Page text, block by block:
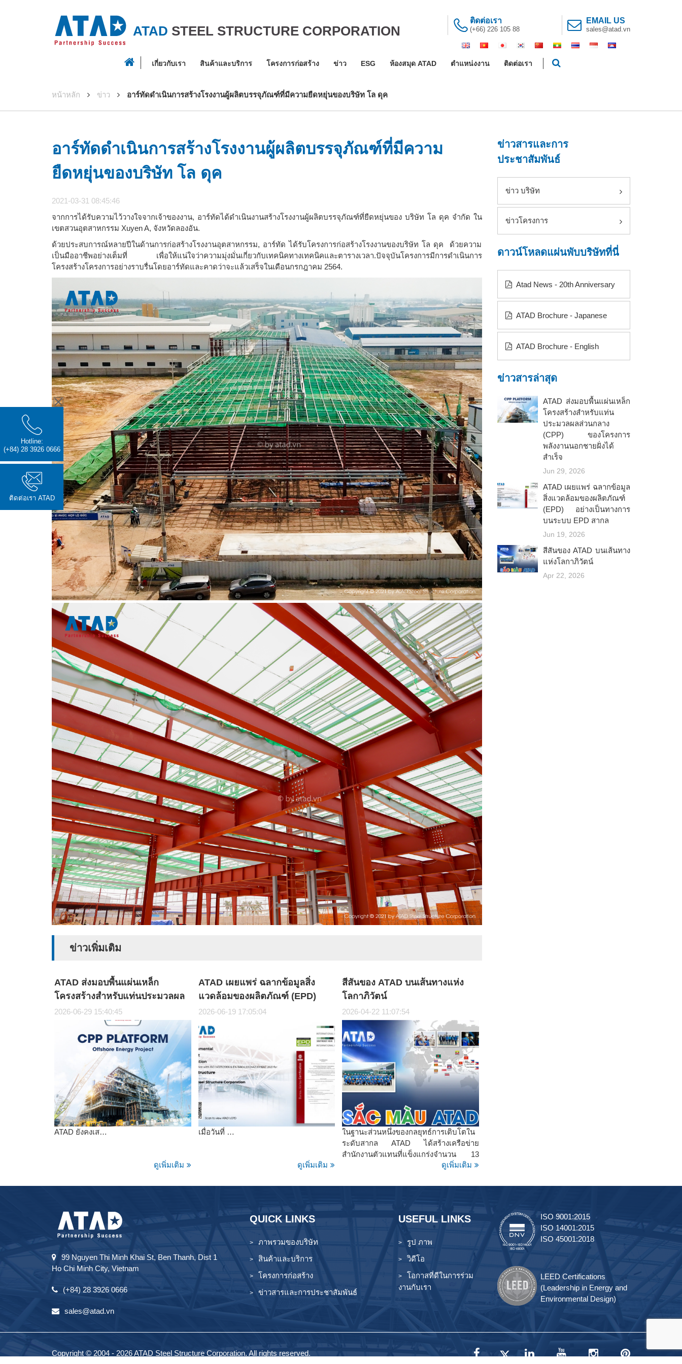
ATAD STEEL STRUCTURE CORPORATION
ติดต่อเรา
(+66) 226 105 88
EMAIL US
sales@atad.vn
เกี่ยวกับเรา สินค้าและบริการ โครงการก่อสร้าง ข่าว ESG ห้องสมุด ATAD ตำแหน่งงาน ติดต่อเรา
หน้าหลัก ข่าว อาร์ทัดดําเนินการสร้างโรงงานผู้ผลิตบรรจุภัณฑ์ที่มีความยืดหยุ่นของบริษัท โล ดุค
อาร์ทัดดําเนินการสร้างโรงงานผู้ผลิตบรรจุภัณฑ์ที่มีความ
ยืดหยุ่นของบริษัท โล ดุค
2021-03-31 08:45:46
จากการได้รับความไว้วางใจจากเจ้าของงาน, อาร์ทัดได้ดำเนินงานสร้างโรงงานผู้ผลิตบรรจุภัณฑ์ที่ยืดหยุ่นของ บริษัท โล ดุค จำกัด ใน
เขตสวนอุตสาหกรรม Xuyen A, จังหวัดลองอัน.
ด้วยประสบการณ์หลายปีในด้านการก่อสร้างโรงงานอุตสาหกรรม, อาร์ทัด ได้รับโครงการก่อสร้างโรงงานของบริษัท โล ดุค ด้วยความ
เป็นมืออาชีพอย่างเต็มที่ เพื่อให้แน่ใจว่าความมุ่งมั่นเกี่ยวกับเทคนิคทางเทคนิคและตารางเวลา.ปัจจุบันโครงการมีการดําเนินการ
โครงสร้างโครงการอย่างราบรื่นโดยอาร์ทัดและคาดว่าจะแล้วเสร็จในเดือนกรกฎาคม 2564.
ข่าวเพิ่มเติม
ATAD ส่งมอบพื้นแผ่นเหล็ก
โครงสร้างสำหรับแท่นประมวลผล
ส่วนกลาง (CPP) ของโครงการ
พลังงานนอกชายฝั่งได้สำเร็จ
2026-06-29 15:40:45
ATAD ยังคงเส…
ดูเพิ่มเติม
ATAD เผยแพร่ ฉลากข้อมูลสิ่ง
แวดล้อมของผลิตภัณฑ์ (EPD)
อย่างเป็นทางการบนระบบ EPD
สากล
2026-06-19 17:05:04
เมื่อวันที่ …
ดูเพิ่มเติม
สีสันของ ATAD บนเส้นทางแห่ง
โลกาภิวัตน์
2026-04-22 11:07:54
ในฐานะส่วนหนึ่งของกลยุทธ์การเติบโตใน
ระดับสากล ATAD ได้สร้างเครือข่าย
สำนักงานตัวแทนที่แข็งแกร่งจำนวน 13
แห่งทั่วโลก โดยประเทศฟิลิปปินส์โดดเด่น
ที่สุดแห่งหนึ่ง ด้วยแรงงานที่มีประสบการณ์
ดูเพิ่มเติม
ข่าวสารและการ
ประชาสัมพันธ์
ข่าว บริษัท
ข่าวโครงการ
ดาวน์โหลดแผ่นพับบริษัทที่นี่
Atad News - 20th Anniversary
ATAD Brochure - Japanese
ATAD Brochure - English
ข่าวสารล่าสุด
ATAD ส่งมอบพื้นแผ่นเหล็ก
โครงสร้างสำหรับแท่น
ประมวลผลส่วนกลาง
(CPP) ของโครงการ
พลังงานนอกชายฝั่งได้
สำเร็จ
Jun 29, 2026
ATAD เผยแพร่ ฉลากข้อมูล
สิ่งแวดล้อมของผลิตภัณฑ์
(EPD) อย่างเป็นทางการ
บนระบบ EPD สากล
Jun 19, 2026
สีสันของ ATAD บนเส้นทาง
แห่งโลกาภิวัตน์
Apr 22, 2026
99 Nguyen Thi Minh Khai St, Ben Thanh, Dist 1
Ho Chi Minh City, Vietnam
(+84) 28 3926 0666
sales@atad.vn
QUICK LINKS
ภาพรวมของบริษัท
สินค้าและบริการ
โครงการก่อสร้าง
ข่าวสารและการประชาสัมพันธ์
USEFUL LINKS
รูป ภาพ
วิดีโอ
โอกาสที่ดีในการร่วม
งานกับเรา
ISO 9001:2015
ISO 14001:2015
ISO 45001:2018
LEED Certifications
(Leadership in Energy and
Environmental Design)
Copyright © 2004 - 2026 ATAD Steel Structure Corporation. All rights reserved.
Hotline:
(+84) 28 3926 0666
ติดต่อเรา ATAD